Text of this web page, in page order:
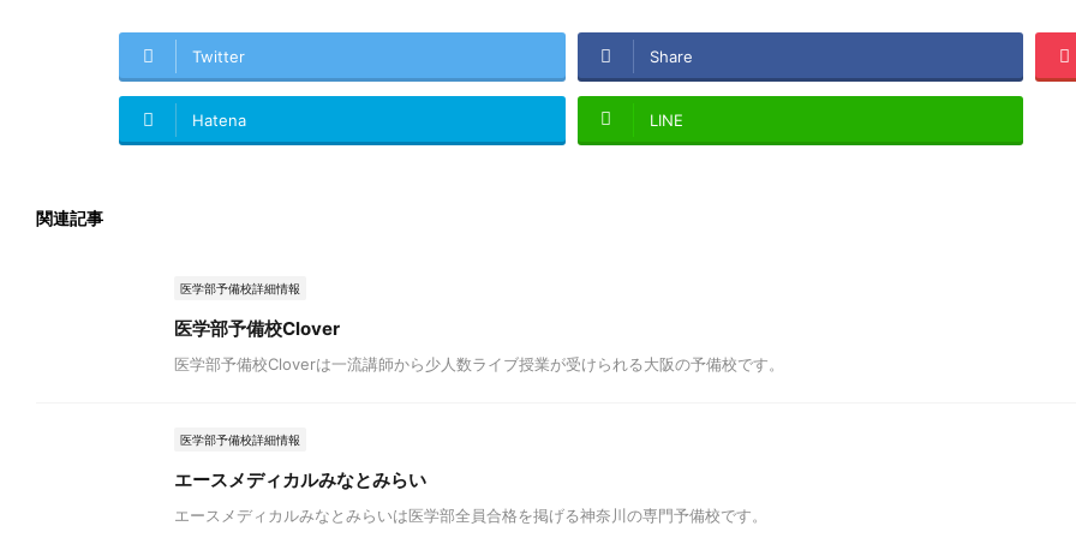
Twitter Share
Hatena LINE
関連記事
医学部予備校詳細情報
医学部予備校Clover
医学部予備校Cloverは一流講師から少人数ライブ授業が受けられる大阪の予備校です。
医学部予備校詳細情報
エースメディカルみなとみらい
エースメディカルみなとみらいは医学部全員合格を掲げる神奈川の専門予備校です。